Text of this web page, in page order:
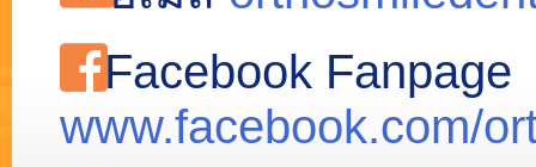
Facebook Fanpage
www.facebook.com/